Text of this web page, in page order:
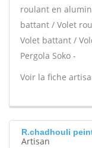
roulant en
battant / Volet
Volet battant /
Pergola Soko -
Voir la fiche
R.chadhouli
Artisan